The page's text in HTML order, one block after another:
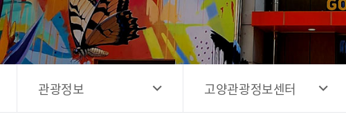
고양시 예술창작공
고양시 예술창작공
고양컨벤션뷰로
경기관광
대한민국 구석구석
홍보영상
전자관광지도 다도
관광안내홍보물
관광정보 고양관광정보센터